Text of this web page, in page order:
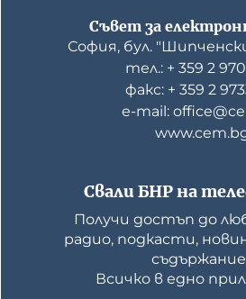
Свали БНР на
Получи достъп до
радио, подкасти,
Всичко в едно
Съвет за
София, бул.
тел.: + 359 2
факс: + 359 2
е-mail: